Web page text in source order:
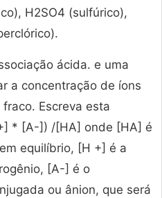
H2SO4 (sulfúrico),
ácida. e uma
a concentração de íons
Escreva esta
* [A-]) /[HA] onde [HA] é
equilíbrio, [H +] é a
[A-] é o
ou ânion, que será